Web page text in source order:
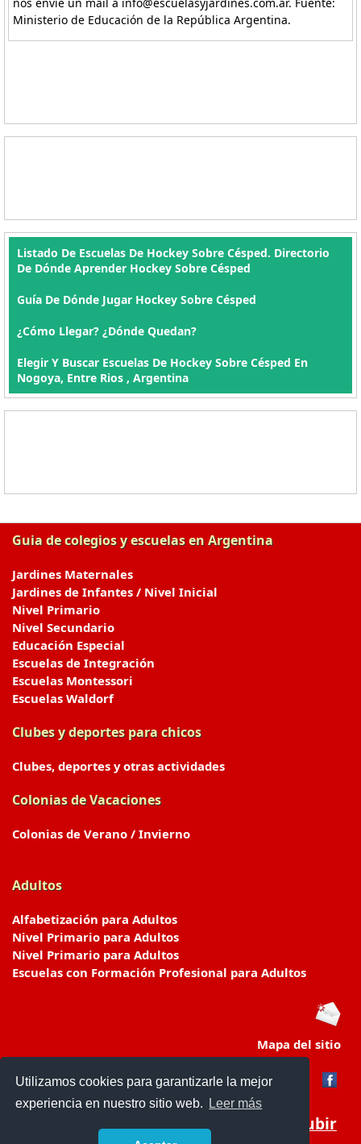
Utilizamos cookies para garantizarle la mejor
experiencia en nuestro sitio web.
Leer más
Ministerio de Educación de la República Argentina.
Listado De Escuelas De Hockey Sobre Césped. Directorio
De Dónde Aprender Hockey Sobre Césped
Guía De Dónde Jugar Hockey Sobre Césped
¿Cómo Llegar? ¿Dónde Quedan?
Elegir Y Buscar Escuelas De Hockey Sobre Césped En
Nogoya, Entre Rios , Argentina
Guia de colegios y escuelas en Argentina
Jardines Maternales
Jardines de Infantes / Nivel Inicial
Nivel Primario
Nivel Secundario
Educación Especial
Escuelas de Integración
Escuelas Montessori
Escuelas Waldorf
Clubes y deportes para chicos
Clubes, deportes y otras actividades
Colonias de Vacaciones
Colonias de Verano / Invierno
Adultos
Alfabetización para Adultos
Nivel Primario para Adultos
Nivel Primario para Adultos
Escuelas con Formación Profesional para Adultos
Mapa del sitio
Subir